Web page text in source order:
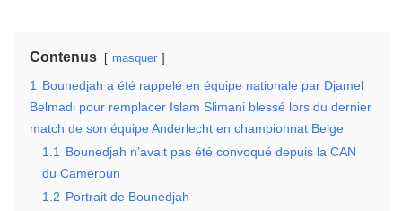
Contenus masquer
1
Bounedjah a été rappelé en équipe nationale par Djamel
Belmadi pour remplacer Islam Slimani blessé lors du dernier
match de son équipe Anderlecht en championnat Belge
1.1
Bounedjah n’avait pas été convoqué depuis la CAN
du Cameroun
1.2 Portrait de Bounedjah